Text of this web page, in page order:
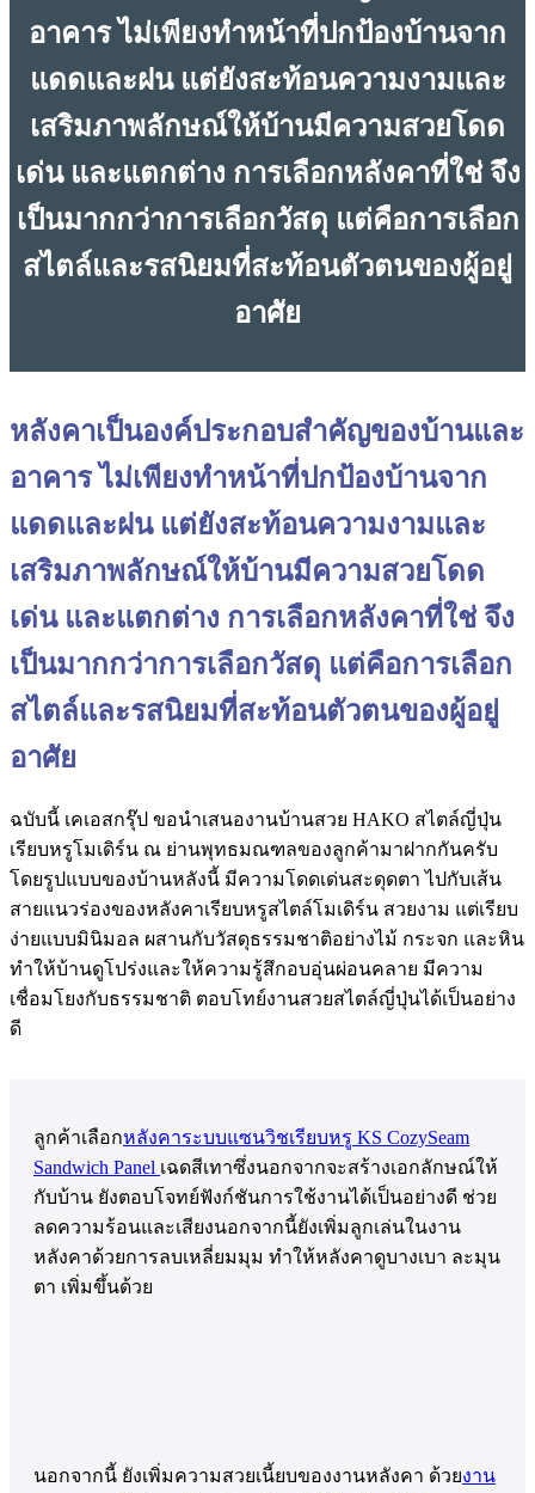
อาคาร ไม่เพียงทำหน้าที่ปกป้องบ้านจาก
แดดและฝน แต่ยังสะท้อนความงามและ
เสริมภาพลักษณ์ให้บ้านมีความสวยโดด
เด่น และแตกต่าง การเลือกหลังคาที่ใช่ จึง
เป็นมากกว่าการเลือกวัสดุ แต่คือการเลือก
สไตล์และรสนิยมที่สะท้อนตัวตนของผู้อยู่
อาศัย
หลังคาเป็นองค์ประกอบสำคัญของบ้านและ
อาคาร ไม่เพียงทำหน้าที่ปกป้องบ้านจาก
แดดและฝน แต่ยังสะท้อนความงามและ
เสริมภาพลักษณ์ให้บ้านมีความสวยโดด
เด่น และแตกต่าง การเลือกหลังคาที่ใช่ จึง
เป็นมากกว่าการเลือกวัสดุ แต่คือการเลือก
สไตล์และรสนิยมที่สะท้อนตัวตนของผู้อยู่
อาศัย
ฉบับนี้ เคเอสกรุ๊ป ขอนำเสนองานบ้านสวย HAKO สไตล์ญี่ปุ่น
เรียบหรูโมเดิร์น ณ ย่านพุทธมณฑลของลูกค้ามาฝากกันครับ
โดยรูปแบบของบ้านหลังนี้ มีความโดดเด่นสะดุดตา ไปกับเส้น
สายแนวร่องของหลังคาเรียบหรูสไตล์โมเดิร์น สวยงาม แต่เรียบ
ง่ายแบบมินิมอล ผสานกับวัสดุธรรมชาติอย่างไม้ กระจก และหิน
ทำให้บ้านดูโปร่งและให้ความรู้สึกอบอุ่นผ่อนคลาย มีความ
เชื่อมโยงกับธรรมชาติ ตอบโทย์งานสวยสไตล์ญี่ปุ่นได้เป็นอย่าง
ดี
ลูกค้าเลือกหลังคาระบบแซนวิชเรียบหรู KS CozySeam
Sandwich Panel เฉดสีเทาซึ่งนอกจากจะสร้างเอกลักษณ์ให้
กับบ้าน ยังตอบโจทย์ฟังก์ชันการใช้งานได้เป็นอย่างดี ช่วย
ลดความร้อนและเสียงนอกจากนี้ยังเพิ่มลูกเล่นในงาน
หลังคาด้วยการลบเหลี่ยมมุม ทำให้หลังคาดูบางเบา ละมุน
ตา เพิ่มขึ้นด้วย
นอกจากนี้ ยังเพิ่มความสวยเนี้ยบของงานหลังคา ด้วยงาน